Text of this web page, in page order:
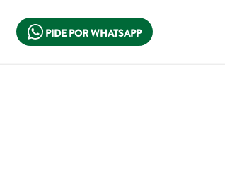
PIDE POR WHATSAPP